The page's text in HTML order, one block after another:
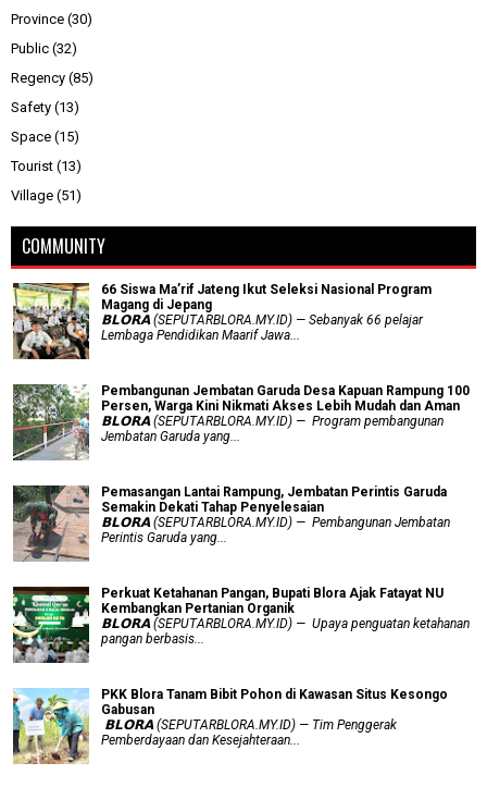
Province (30)
Public (32)
Regency (85)
Safety (13)
Space (15)
Tourist (13)
Village (51)
COMMUNITY
66 Siswa Ma’rif Jateng Ikut Seleksi Nasional Program
Magang di Jepang
𝗕𝗟𝗢𝗥𝗔 (SEPUTARBLORA.MY.ID) — Sebanyak 66 pelajar
Lembaga Pendidikan Maarif Jawa...
Pembangunan Jembatan Garuda Desa Kapuan Rampung 100
Persen, Warga Kini Nikmati Akses Lebih Mudah dan Aman
𝗕𝗟𝗢𝗥𝗔 (SEPUTARBLORA.MY.ID) — Program pembangunan
Jembatan Garuda yang...
Pemasangan Lantai Rampung, Jembatan Perintis Garuda
Semakin Dekati Tahap Penyelesaian
𝗕𝗟𝗢𝗥𝗔 (SEPUTARBLORA.MY.ID) — Pembangunan Jembatan
Perintis Garuda yang...
​Perkuat Ketahanan Pangan, Bupati Blora Ajak Fatayat NU
Kembangkan Pertanian Organik
𝗕𝗟𝗢𝗥𝗔 (SEPUTARBLORA.MY.ID) — Upaya penguatan ketahanan
pangan berbasis...
PKK Blora Tanam Bibit Pohon di Kawasan Situs Kesongo
Gabusan
‎ 𝗕𝗟𝗢𝗥𝗔 (SEPUTARBLORA.MY.ID) — Tim Penggerak
Pemberdayaan dan Kesejahteraan...